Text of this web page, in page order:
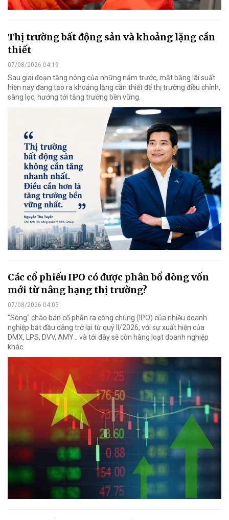
Thị trường bất động sản và khoảng lặng cần
thiết
07/08/2026 04:19
Sau giai đoạn tăng nóng của những năm trước, mặt bằng lãi suất
hiện nay đang tạo ra khoảng lặng cần thiết để thị trường điều chỉnh,
sàng lọc, hướng tới tăng trưởng bền vững.
Các cổ phiếu IPO có được phân bổ dòng vốn
mới từ nâng hạng thị trường?
07/08/2026 04:05
"Sóng" chào bán cổ phần ra công chúng (IPO) của nhiều doanh
nghiệp bắt đầu dâng trở lại từ quý II/2026, với sự xuất hiện của
DMX, LPS, DVV, AMY... và tới đây sẽ còn hàng loạt doanh nghiệp
khác.